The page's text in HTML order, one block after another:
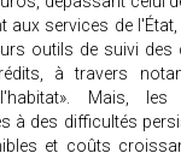
aux services de
outils de suivi
à travers
Mais, les
à des difficultés
et coûts